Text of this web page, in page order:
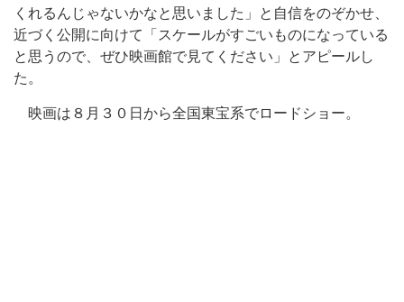
くれるんじゃないかなと思いました」と自信をのぞかせ、
近づく公開に向けて「スケールがすごいものになっている
と思うので、ぜひ映画館で見てください」とアピールし
た。
映画は８月３０日から全国東宝系でロードショー。